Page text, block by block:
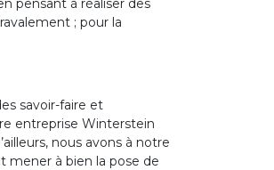
pensant à réaliser des
; pour la
savoir-faire et
entreprise Winterstein
nous avons à notre
mener à bien la pose de